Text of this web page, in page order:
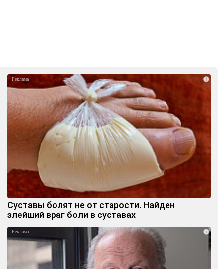
i
Суставы болят не от старости. Найден
злейший враг боли в суставах
i